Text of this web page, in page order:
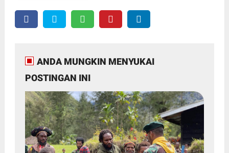
ANDA MUNGKIN MENYUKAI
POSTINGAN INI